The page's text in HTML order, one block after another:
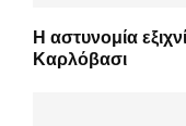
Η αστυνομία
Καρλόβασι